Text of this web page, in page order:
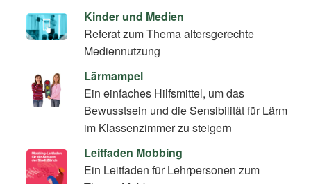
Kinder und Medien
Referat zum Thema altersgerechte
Mediennutzung
Lärmampel
Ein einfaches Hilfsmittel, um das
Bewusstsein und die Sensibilität für Lärm
im Klassenzimmer zu steigern
Leitfaden Mobbing
Ein Leitfaden für Lehrpersonen zum